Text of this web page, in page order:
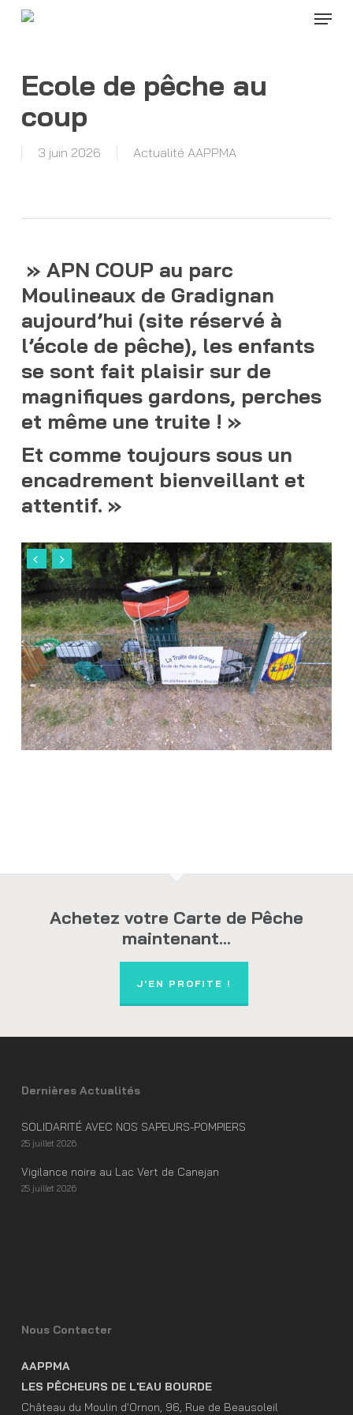
Menu
Ecole de pêche au
coup
3 juin 2026 Actualité AAPPMA
» APN COUP au parc
Moulineaux de Gradignan
aujourd’hui (site réservé à
l’école de pêche), les enfants
se sont fait plaisir sur de
magnifiques gardons, perches
et même une truite ! »
Et comme toujours sous un
encadrement bienveillant et
attentif. »
Achetez votre Carte de Pêche
maintenant...
J'EN PROFITE !
Dernières Actualités
SOLIDARITÉ AVEC NOS SAPEURS-POMPIERS
25 juillet 2026
Vigilance noire au Lac Vert de Canejan
25 juillet 2026
Nous Contacter
AAPPMA
LES PÊCHEURS DE L'EAU BOURDE
Château du Moulin d'Ornon, 96, Rue de Beausoleil